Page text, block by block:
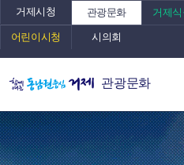
거제시청 관광문화 거제식
어린이시청 시의회
관광문화